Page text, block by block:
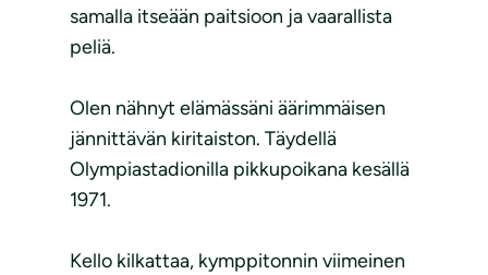
samalla itseään paitsioon ja vaarallista
peliä.
Olen nähnyt elämässäni äärimmäisen
jännittävän kiritaiston. Täydellä
Olympiastadionilla pikkupoikana kesällä
1971.
Kello kilkattaa, kymppitonnin viimeinen